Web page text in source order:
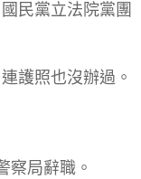
民黨立法院黨團
護照也沒辦過。
察局辭職。